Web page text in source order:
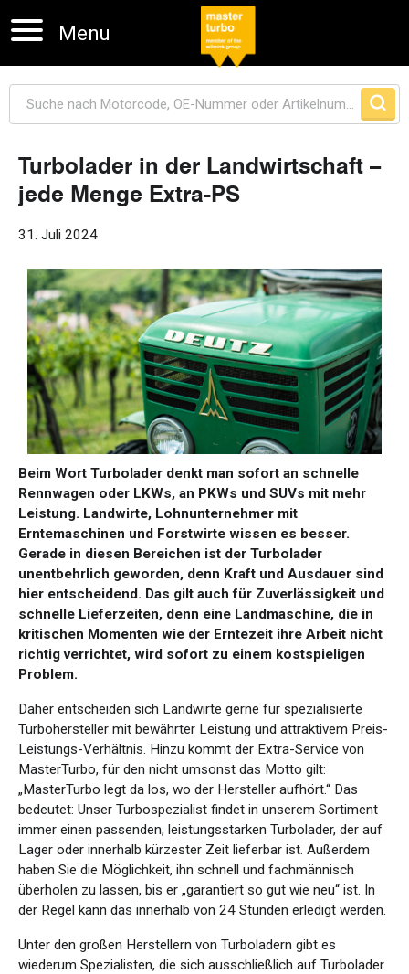
Menu
Navigation überspringen
Turbolader in der Landwirtschaft –
jede Menge Extra-PS
31. Juli 2024
Beim Wort Turbolader denkt man sofort an schnelle
Rennwagen oder LKWs, an PKWs und SUVs mit mehr
Leistung. Landwirte, Lohnunternehmer mit
Erntemaschinen und Forstwirte wissen es besser.
Gerade in diesen Bereichen ist der Turbolader
unentbehrlich geworden, denn Kraft und Ausdauer sind
hier entscheidend. Das gilt auch für Zuverlässigkeit und
schnelle Lieferzeiten, denn eine Landmaschine, die in
kritischen Momenten wie der Erntezeit ihre Arbeit nicht
richtig verrichtet, wird sofort zu einem kostspieligen
Problem.
Daher entscheiden sich Landwirte gerne für spezialisierte
Turbohersteller mit bewährter Leistung und attraktivem Preis-
Leistungs-Verhältnis. Hinzu kommt der Extra-Service von
MasterTurbo, für den nicht umsonst das Motto gilt:
„MasterTurbo legt da los, wo der Hersteller aufhört.“ Das
bedeutet: Unser Turbospezialist findet in unserem Sortiment
immer einen passenden, leistungsstarken Turbolader, der auf
Lager oder innerhalb kürzester Zeit lieferbar ist. Außerdem
haben Sie die Möglichkeit, ihn schnell und fachmännisch
überholen zu lassen, bis er „garantiert so gut wie neu“ ist. In
der Regel kann das innerhalb von 24 Stunden erledigt werden.
Unter den großen Herstellern von Turboladern gibt es
wiederum Spezialisten, die sich ausschließlich auf Turbolader